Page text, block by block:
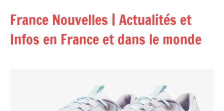
contenu
France Nouvelles | Actualités et
Infos en France et dans le monde